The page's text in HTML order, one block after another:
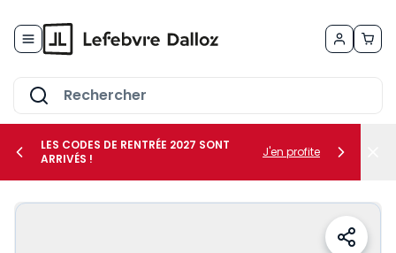
le sous-menu Vos métiers
LES CODES DE RENTRÉE 2027 SONT
ARRIVÉS !
J'en profite